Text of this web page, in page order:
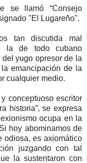
se llamó “Consejo
"El Lugareño".
tan discutida mal
la de todo cubano
yugo opresor de la
emancipación de la
cualquier medio.
conceptuoso escritor
historia”, se expresa
ocupa en la
hoy abominamos de
odiosa, es axiomático
juzgando con tal
la sustentaron con